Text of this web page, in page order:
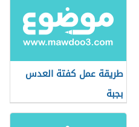
طريقة عمل كفتة العدس
بجبة